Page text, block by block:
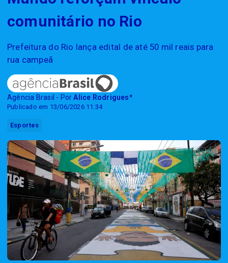
comunitário no Rio
Prefeitura do Rio lança edital de até 50 mil reais para
rua campeã
Agência Brasil - PorAlice Rodrigues*
Publicado em 13/06/2026 11:34
Esportes